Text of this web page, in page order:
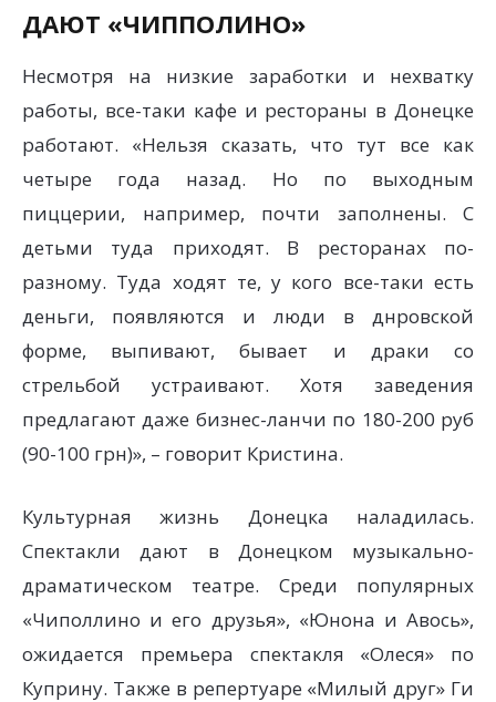
ДАЮТ «ЧИППОЛИНО»
Несмотря на низкие заработки и нехватку
работы, все-таки кафе и рестораны в Донецке
работают. «Нельзя сказать, что тут все как
четыре года назад. Но по выходным
пиццерии, например, почти заполнены. С
детьми туда приходят. В ресторанах по-
разному. Туда ходят те, у кого все-таки есть
деньги, появляются и люди в днровской
форме, выпивают, бывает и драки со
стрельбой устраивают. Хотя заведения
предлагают даже бизнес-ланчи по 180-200 руб
(90-100 грн)», – говорит Кристина.
Культурная жизнь Донецка наладилась.
Спектакли дают в Донецком музыкально-
драматическом театре. Среди популярных
«Чиполлино и его друзья», «Юнона и Авось»,
ожидается премьера спектакля «Олеся» по
Куприну. Также в репертуаре «Милый друг» Ги